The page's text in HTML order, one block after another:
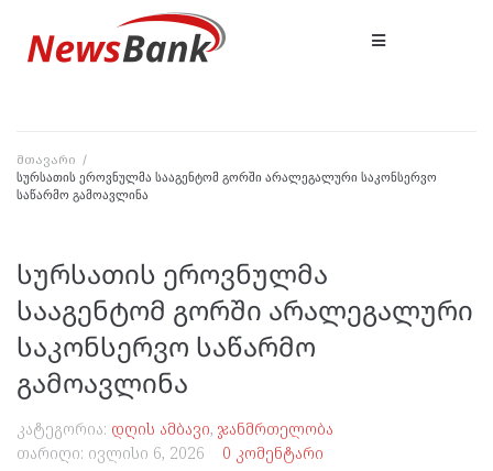
მთავარი /
სურსათის ეროვნულმა სააგენტომ გორში არალეგალური საკონსერვო
საწარმო გამოავლინა
სურსათის ეროვნულმა
სააგენტომ გორში არალეგალური
საკონსერვო საწარმო
გამოავლინა
კატეგორია: დღის ამბავი, ჯანმრთელობა
თარიღი: ივლისი 6, 2026 0 კომენტარი